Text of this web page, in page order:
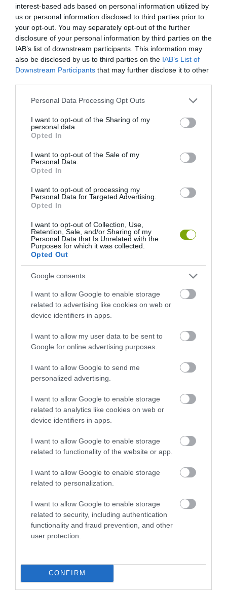
interest-based ads based on personal information utilized by
us or personal information disclosed to third parties prior to
your opt-out. You may separately opt-out of the further
disclosure of your personal information by third parties on the
IAB’s list of downstream participants. This information may
also be disclosed by us to third parties on the IAB’s List of
Downstream Participants that may further disclose it to other
Please note that this website/app uses one or more Google
not limited to your visit or usage behaviour. You may click to
grant or deny consent to Google and its third-party tags to
use your data for below specified purposes in below Google
consent section.
Personal Data Processing Opt Outs
I want to opt-out of the Sharing of my
personal data.
Opted In
I want to opt-out of the Sale of my
Personal Data.
Opted In
I want to opt-out of processing my
Personal Data for Targeted Advertising.
Opted In
I want to opt-out of Collection, Use,
Retention, Sale, and/or Sharing of my
Personal Data that Is Unrelated with the
Purposes for which it was collected.
Opted Out
Google consents
I want to allow Google to enable storage
related to advertising like cookies on web or
device identifiers in apps.
I want to allow my user data to be sent to
Google for online advertising purposes.
I want to allow Google to send me
personalized advertising.
I want to allow Google to enable storage
related to analytics like cookies on web or
device identifiers in apps.
I want to allow Google to enable storage
related to functionality of the website or app.
I want to allow Google to enable storage
related to personalization.
I want to allow Google to enable storage
related to security, including authentication
functionality and fraud prevention, and other
user protection.
CONFIRM
ELŐZŐ CIKK
A MAI NAPIG ÁGAKAT TESZNEK EGY 100 ÉVE ELHUNYT KUTYA
A FOCIRAJONGÓK ODÁIG LESZNEK A PIZZA HUT ÚJ, CSOCSÓS
DOBOZÁÉRT
HASONLÓ ÉRDEKESSÉGEK
EGY ELSÜLLYEDT HAJÓ
TEXTILJEI ÚJRA ÖSSZEÁLLTAK:
TENGERT
NEM MINDENKI MENEKÜLT
SEGÍTENI PRÓBÁLT
DAVID ATTENBOROUGH 100
NOBEL-DÍJAT KAPOTT EGY